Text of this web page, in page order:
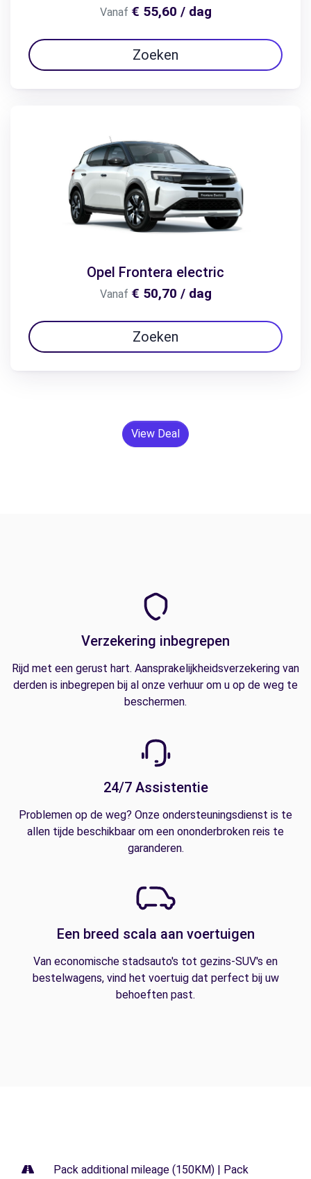
Vanaf € 55,60 / dag
Zoeken
Opel Frontera electric
Vanaf € 50,70 / dag
Zoeken
View Deal
Verzekering inbegrepen
Rijd met een gerust hart. Aansprakelijkheidsverzekering van
derden is inbegrepen bij al onze verhuur om u op de weg te
beschermen.
24/7 Assistentie
Problemen op de weg? Onze ondersteuningsdienst is te
allen tijde beschikbaar om een ononderbroken reis te
garanderen.
Een breed scala aan voertuigen
Van economische stadsauto's tot gezins-SUV's en
bestelwagens, vind het voertuig dat perfect bij uw
behoeften past.
Pack additional mileage (150KM) | Pack